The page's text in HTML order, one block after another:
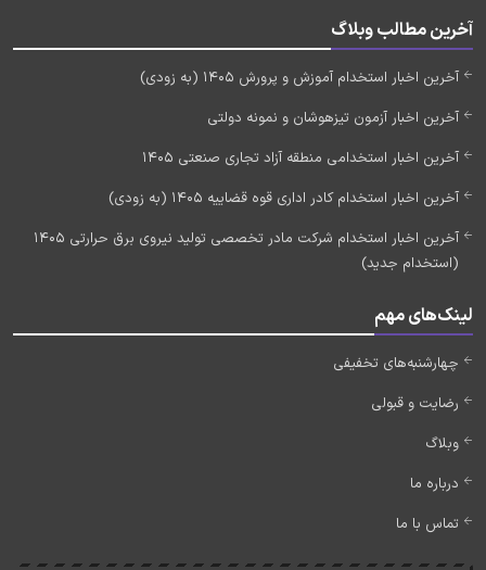
آخرین مطالب وبلاگ
آخرین اخبار استخدام آموزش و پرورش 1405 (به زودی)
آخرین اخبار آزمون تیزهوشان و نمونه دولتی
آخرین اخبار استخدامی منطقه آزاد تجاری صنعتی 1405
آخرین اخبار استخدام کادر اداری قوه قضاییه 1405 (به زودی)
آخرین اخبار استخدام شرکت مادر تخصصی تولید نیروی برق حرارتی 1405
(استخدام جدید)
لینک‌های مهم
چهارشنبه‌های تخفیفی
رضایت و قبولی
وبلاگ
درباره ما
تماس با ما